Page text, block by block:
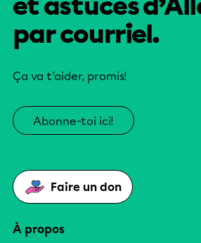
et astuces
par courriel.
Ça va t’aider, promis!
Abonne-toi ici!
Faire un don
À propos